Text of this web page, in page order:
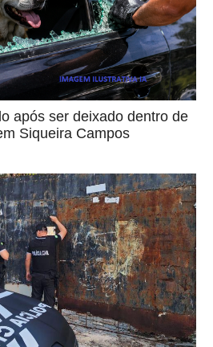
após ser deixado dentro de
Siqueira Campos